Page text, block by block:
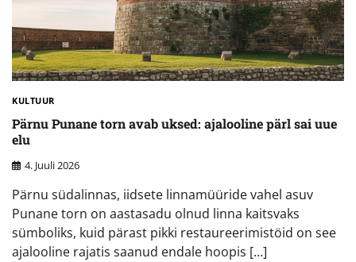
KULTUUR
Pärnu Punane torn avab uksed: ajalooline pärl sai uue
elu
4. Juuli 2026
Pärnu südalinnas, iidsete linnamüüride vahel asuv
Punane torn on aastasadu olnud linna kaitsvaks
sümboliks, kuid pärast pikki restaureerimistöid on see
ajalooline rajatis saanud endale hoopis […]